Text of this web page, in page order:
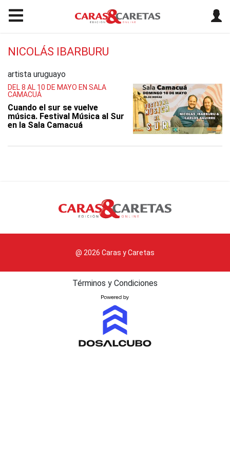
NICOLÁS IBARBURU
artista uruguayo
DEL 8 AL 10 DE MAYO EN SALA
CAMACUÁ
Cuando el sur se vuelve
música. Festival Música al Sur
en la Sala Camacuá
@ 2026 Caras y Caretas
Términos y Condiciones